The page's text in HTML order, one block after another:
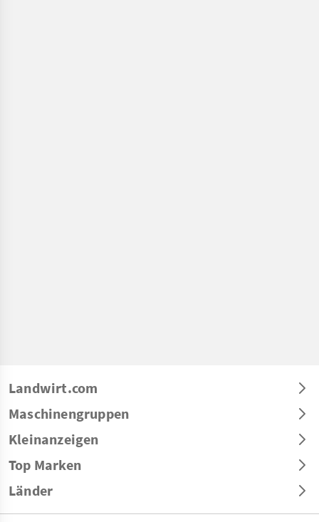
Landwirt.com
Maschinengruppen
Kleinanzeigen
Top Marken
Länder